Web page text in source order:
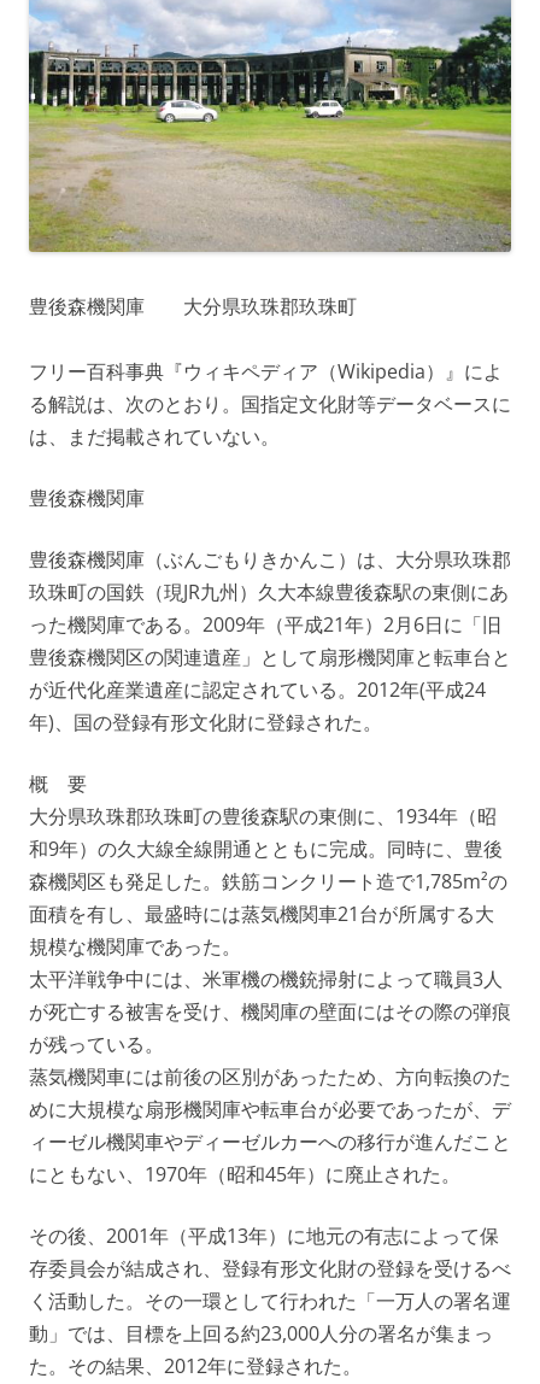
豊後森機関庫 大分県玖珠郡玖珠町
フリー百科事典『ウィキペディア（Wikipedia）』によ
る解説は、次のとおり。国指定文化財等データベースに
は、まだ掲載されていない。
豊後森機関庫
豊後森機関庫（ぶんごもりきかんこ）は、大分県玖珠郡
玖珠町の国鉄（現JR九州）久大本線豊後森駅の東側にあ
った機関庫である。2009年（平成21年）2月6日に「旧
豊後森機関区の関連遺産」として扇形機関庫と転車台と
が近代化産業遺産に認定されている。2012年(平成24
年)、国の登録有形文化財に登録された。
概 要
大分県玖珠郡玖珠町の豊後森駅の東側に、1934年（昭
和9年）の久大線全線開通とともに完成。同時に、豊後
森機関区も発足した。鉄筋コンクリート造で1,785m²の
面積を有し、最盛時には蒸気機関車21台が所属する大
規模な機関庫であった。
太平洋戦争中には、米軍機の機銃掃射によって職員3人
が死亡する被害を受け、機関庫の壁面にはその際の弾痕
が残っている。
蒸気機関車には前後の区別があったため、方向転換のた
めに大規模な扇形機関庫や転車台が必要であったが、デ
ィーゼル機関車やディーゼルカーへの移行が進んだこと
にともない、1970年（昭和45年）に廃止された。
その後、2001年（平成13年）に地元の有志によって保
存委員会が結成され、登録有形文化財の登録を受けるべ
く活動した。その一環として行われた「一万人の署名運
動」では、目標を上回る約23,000人分の署名が集まっ
た。その結果、2012年に登録された。